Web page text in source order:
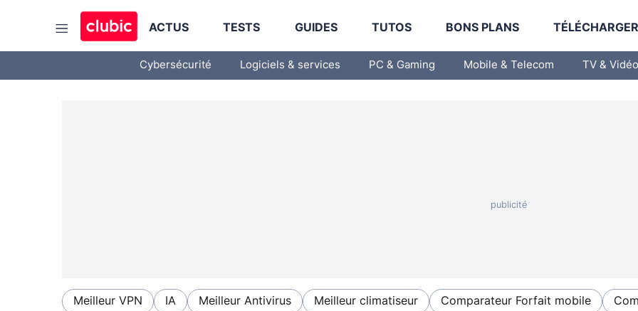
ACTUS TESTS GUIDES TUTOS BONS PLANS
Cybersécurité Logiciels & services PC & Gaming Mobile & Telecom TV & Vidéo
Meilleur VPN IA Meilleur Antivirus Meilleur climatiseur Comparateur Forfait mobile